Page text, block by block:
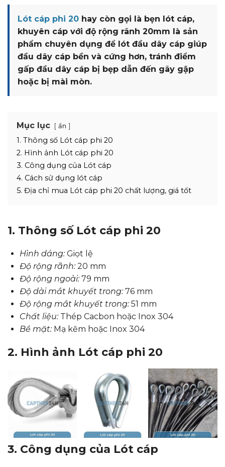
Lót cáp phi 20 hay còn gọi là bẹn lót cáp,
khuyên cáp với độ rộng rãnh 20mm là sản
phẩm chuyên dụng để lót đầu dây cáp giúp
đầu dây cáp bền và cứng hơn, tránh điểm
gấp đầu dây cáp bị bẹp dẫn đến gãy gập
hoặc bị mài mòn.
Mục lục ẩn
1. Thông số Lót cáp phi 20
2. Hình ảnh Lót cáp phi 20
3. Công dụng của Lót cáp
4. Cách sử dụng lót cáp
5. Địa chỉ mua Lót cáp phi 20 chất lượng, giá tốt
1. Thông số Lót cáp phi 20
Hình dáng: Giọt lệ
Độ rộng rãnh: 20 mm
Độ rộng ngoài: 79 mm
Độ dài mắt khuyết trong: 76 mm
Độ rộng mắt khuyết trong: 51 mm
Chất liệu: Thép Cacbon hoặc Inox 304
Bề mặt: Mạ kẽm hoặc Inox 304
2. Hình ảnh Lót cáp phi 20
3. Công dụng của Lót cáp